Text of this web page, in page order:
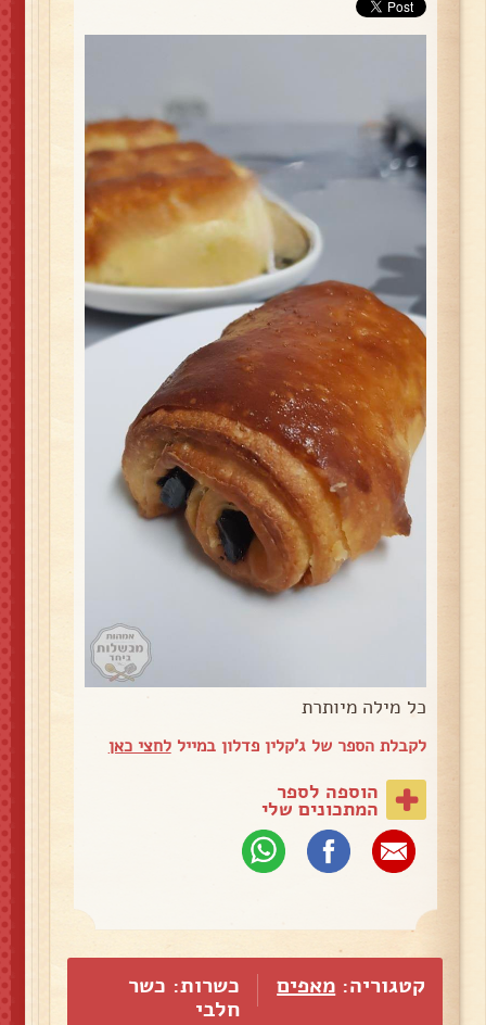
כל מילה מיותרת
לקבלת הספר של ג'קלין פדלון במייללחצי כאן
הוספה לספר
המתכונים שלי
קטגוריה: מאפים
כשרות: כשר
חלבי